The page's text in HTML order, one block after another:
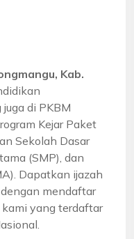
Kab.
di PKBM
Kejar Paket
Sekolah Dasar
(SMP), dan
Dapatkan ijazah
mendaftar
yang terdaftar